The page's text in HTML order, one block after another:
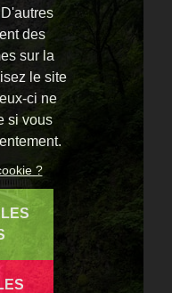
des
sur la
le site
ci ne
si vous
?